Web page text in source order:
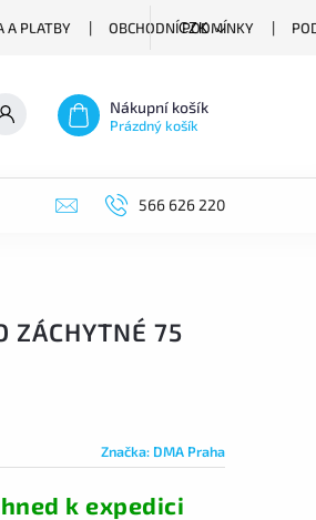
A PLATBY OBCHODNÍ PODMÍNKY
CZK
Nákupní košík
Prázdný košík
566 626 220
ZÁCHYTNÉ 75
Značka: DMA Praha
k expedici